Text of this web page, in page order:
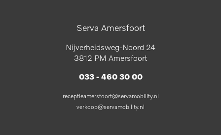
Serva Amersfoort
Nijverheidsweg-Noord 24
3812 PM Amersfoort
033 - 460 30 00
receptieamersfoort@servamobility.nl
verkoop@servamobility.nl